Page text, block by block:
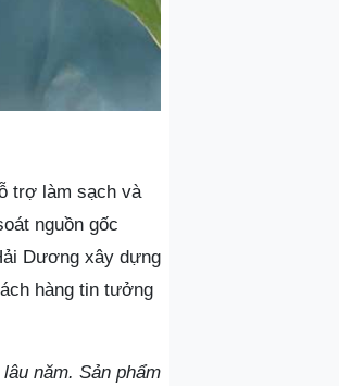
trợ làm sạch và
nguồn gốc
Dương xây dựng
hàng tin tưởng
năm. Sản phẩm